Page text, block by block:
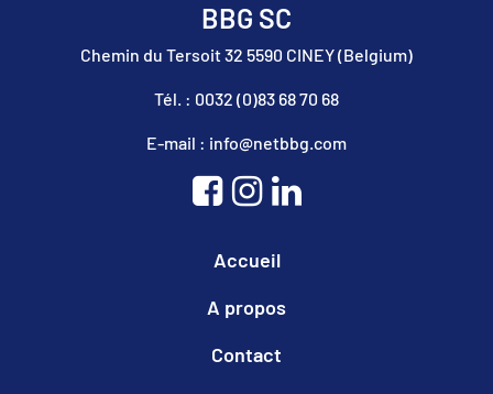
BBG SC
Chemin du Tersoit 32 5590 CINEY (Belgium)
Tél. : 0032 (0)83 68 70 68
E-mail : info@netbbg.com
Accueil
A propos
Contact